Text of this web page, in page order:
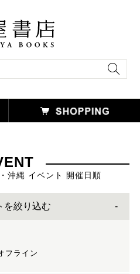
沖縄 イベント 開催日順
を絞り込む
フライン